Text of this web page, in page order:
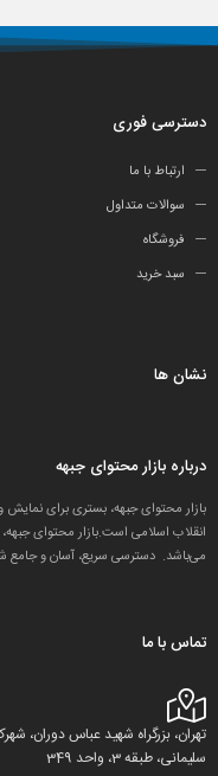
دسترسی فوری
ارتباط با ما
سوالات متداول
فروشگاه
سبد خرید
نشان ها
درباره بازار محتوای جبهه
بازار محتوای جبهه، بستری برای
انقلاب اسلامی است.بازار محتوای
می‌باشد. دسترسی سریع، آسان و جامع
تماس با ما
تهران، بزرگراه شهید عباس دوران،
سلیمانی، طبقه 3، واحد 349